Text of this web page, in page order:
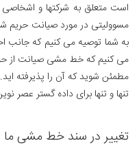
است متعلق به شرکتها و اشخاصی
مسوولیتی در مورد صیانت حریم
به شما توصیه می کنیم که جانب
می کنیم که خط مشی صیانت از
مطمئن شوید که آن را پذیرفته
تنها و تنها برای داده گستر عصر
تغییر در سند خط مشی ما